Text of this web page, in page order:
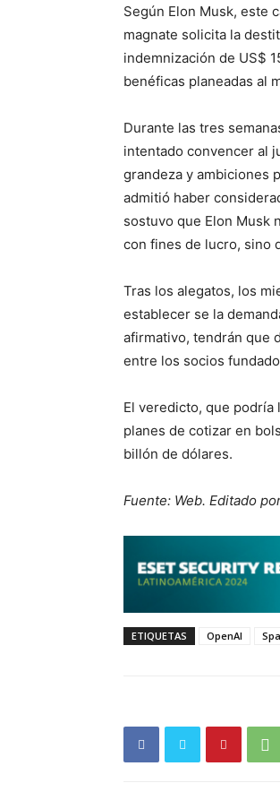
Según Elon Musk, este
magnate solicita la
indemnización de US$
benéficas planeadas al
Durante las tres
intentado convencer al
grandeza y ambiciones
admitió haber
sostuvo que Elon Musk
con fines de lucro, sino
Tras los alegatos, los
establecer se la
afirmativo, tendrán que
entre los socios
El veredicto, que
planes de cotizar en
billón de dólares.
Fuente: Web. Editado
ETIQUETAS OpenAI